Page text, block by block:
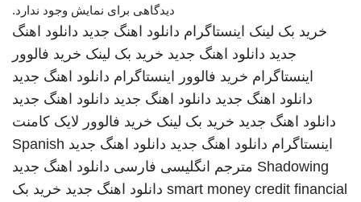
دیدگاهی برای نمایش وجود ندارد.
خرید بک لینک اینستاگرام دانلود اهنگ جدید دانلود اهنگ
جدید دانلود اهنگ جدید خرید بک لینک خرید فالوور
اینستاگرام خرید فالوور اینستاگرام دانلود اهنگ جدید
دانلود اهنگ جدید دانلود اهنگ جدید دانلود اهنگ جدید
دانلود اهنگ جدید خرید بک لینک خرید فالوور لایک کامنت
اینستاگرام دانلود اهنگ جدید دانلود اهنگ جدید Spanish
Shadowing مترجم انگلیسی فارسی دانلود اهنگ جدید
smart money credit financial دانلود اهنگ جدید خرید بک